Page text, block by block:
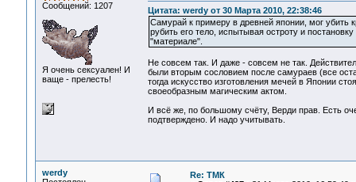
Сообщений: 1207
Я очень сексуален! И
ваще - прелесть!
Цитата: werdy от 30 Марта 2010, 22:38:46
Самурай к примеру в древней японии, мог убить
рубить его тело, испытывая остроту и
"материале".
Не совсем так. И даже - совсем не так.
были вторым сословием после самураев (все
тогда искусство изготовления мечей в Японии
своеобразным магическим актом.
И всё же, по большому счёту, Верди прав. Есть
подтверждено. И надо учитывать.
werdy
Re: ТМК